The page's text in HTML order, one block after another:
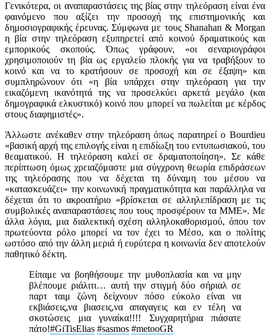
Γενικότερα, οι αναπαραστάσεις της βίας στην τηλεόραση είναι ένα
φαινόμενο που αξίζει την προσοχή της επιστημονικής και
δημοσιογραφικής έρευνας. Σύμφωνα με τους Shanahan & Morgan
η βία στην τηλεόραση εξυπηρετεί από κοινού δραματικούς και
εμπορικούς σκοπούς. Όπως γράφουν, «οι σεναριογράφοι
χρησιμοποιούν τη βία ως εργαλείο πλοκής για να τραβήξουν το
κοινό και να το κρατήσουν σε προσοχή και σε έξαψη» και
συμπληρώνουν ότι «η βία υπάρχει στην τηλεόραση για την
εικαζόμενη ικανότητά της να προσελκύει αρκετά μεγάλο (και
δημογραφικά ελκυστικό) κοινό που μπορεί να πωλείται με κέρδος
στους διαφημιστές».
Άλλωστε ανέκαθεν στην τηλεόραση όπως παρατηρεί ο Bourdieu
«βασική αρχή της επιλογής είναι η επιδίωξη του εντυπωσιακού, του
θεαματικού. Η τηλεόραση καλεί σε δραματοποίηση». Σε κάθε
περίπτωση όμως χρειαζόμαστε μια σύγχρονη θεωρία επιδράσεων
της τηλεόρασης που να δέχεται τη δύναμη του μέσου να
«κατασκευάζει» την κοινωνική πραγματικότητα και παράλληλα να
δέχεται ότι το ακροατήριο «βρίσκεται σε αλληλεπίδραση με τις
συμβολικές αναπαραστάσεις που τους προσφέρουν τα ΜΜΕ». Με
άλλα λόγια, μια διαλεκτική σχέση αλληλοκαθορισμού, όπου τον
πρωτεύοντα ρόλο μπορεί να τον έχει το Μέσο, και ο πολίτης
ωστόσο από την άλλη μεριά ή ευρύτερα η κοινωνία δεν αποτελούν
παθητικό δέκτη.
Είπαμε να βοηθήσουμε την μυθοπλασία και να μην
βλέπουμε ριάλιτι… αυτή την στιγμή δύο σήριαλ σε
παρτ ταιμ ζώνη δείχνουν πόσο εύκολο είναι να
εκβιάσεις,να βιασεις,να απαγαγεις και εν τέλη να
σκοτώσεις μια γυναίκα!!!! Συγχαρητήρια πιάσατε
πάτο!#GiTisElias #sasmos #metooGR